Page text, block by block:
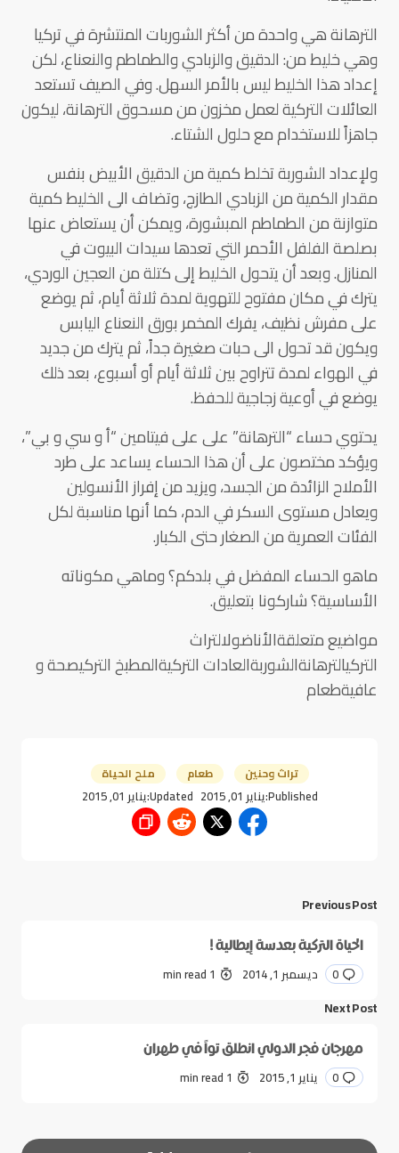
الترهانة هي واحدة من أكثر الشوربات المنتشرة في تركيا
وهي خليط من: الدقيق والزبادي والطماطم والنعناع، لكن
إعداد هذا الخليط ليس بالأمر السهل. وفي الصيف تستعد
العائلات التركية لعمل مخزون من مسحوق الترهانة، ليكون
جاهزاً للاستخدام مع حلول الشتاء.
ولإعداد الشوربة تخلط كمية من الدقيق الأبيض بنفس
مقدار الكمية من الزبادي الطازج، وتضاف الى الخليط كمية
متوازنة من الطماطم المبشورة، ويمكن أن يستعاض عنها
بصلصة الفلفل الأحمر التي تعدها سيدات البيوت في
المنازل. وبعد أن يتحول الخليط إلى كتلة من العجين الوردي،
يترك في مكان مفتوح للتهوية لمدة ثلاثة أيام، ثم يوضع
على مفرش نظيف، يفرك المخمر بورق النعناع اليابس
ويكون قد تحول الى حبات صغيرة جداً، ثم يترك من جديد
في الهواء لمدة تتراوح بين ثلاثة أيام أو أسبوع، بعد ذلك
يوضع في أوعية زجاجية للحفظ.
يحتوي حساء “الترهانة” على على فيتامين “أ و سي و بي”،
ويؤكد مختصون على أن هذا الحساء يساعد على طرد
الأملاح الزائدة من الجسد، ويزيد من إفراز الأنسولين
ويعادل مستوى السكر في الدم، كما أنها مناسبة لكل
الفئات العمرية من الصغار حتى الكبار.
ماهو الحساء المفضل في بلدكم؟ وماهي مكوناته
الأساسية؟ شاركونا بتعليق.
مواضيع متعلقةالأناضولالتراث
التركيالترهانةالشوربةالعادات التركيةالمطبخ التركيصحة و
عافيةطعام
تراث وحنين طعام ملح الحياة
Published:يناير 01, 2015 Updated:يناير 01, 2015
Previous Post
الحياة التركية بعدسة إيطالية !
0 ديسمبر 1, 2014 1 min read
Next Post
مهرجان فجر الدولي انطلق تواً في طهران
0 يناير 1, 2015 1 min read